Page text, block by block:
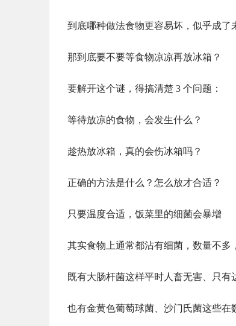
到底哪种做法食物更容易坏，似乎成
那到底要不要等食物凉凉再放冰箱？
要解开这个谜，得搞清楚 3 个问题：
等待放凉的食物，会发生什么？
趁热放冰箱，真的会伤冰箱吗？
正确的方法是什么？怎么放才合适？
只要温度合适，饭菜里的细菌会暴增
其实食物上通常都沾有细菌，数量不多
既有大肠杆菌这样平时人畜无害、只有
也有金黄色葡萄球菌、沙门氏菌这些在